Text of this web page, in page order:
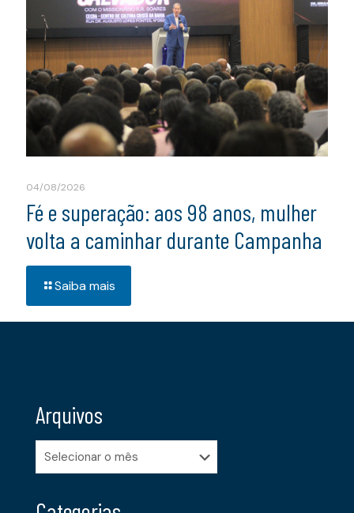
04/08/2026
Fé e superação: aos 98 anos, mulher
volta a caminhar durante Campanha
Saiba mais
Arquivos
Arquivos